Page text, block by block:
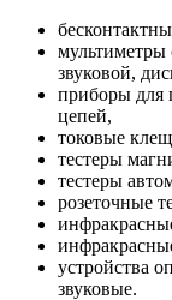
мультиметры
звуковой,
приборы для
цепей,
токовые
тестеры
тестеры
розеточные
устройства
звуковые.